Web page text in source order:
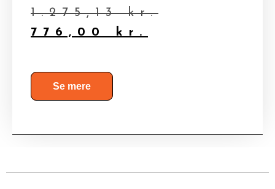
1.275,13kr.
776,00 kr.
Se mere